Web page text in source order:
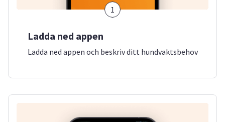
1
Ladda ned appen
Ladda ned appen och beskriv ditt hundvaktsbehov